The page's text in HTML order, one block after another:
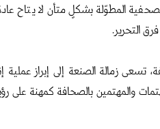
المطوّلة بشكلٍ متأن لا يتاح
التحرير.
زمالة الصنعة إلى إبراز عملية
والمهتمين بالصحافة كمهنة على